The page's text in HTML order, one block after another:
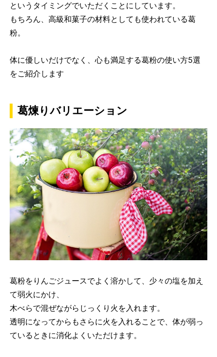
というタイミングでいただくことにしています。
もちろん、高級和菓子の材料としても使われている葛
粉。
体に優しいだけでなく、心も満足する葛粉の使い方5選
をご紹介します
葛煉りバリエーション
葛粉をりんごジュースでよく溶かして、少々の塩を加え
て弱火にかけ、
木べらで混ぜながらじっくり火を入れます。
透明になってからもさらに火を入れることで、体が弱っ
ているときに消化よくいただけます。